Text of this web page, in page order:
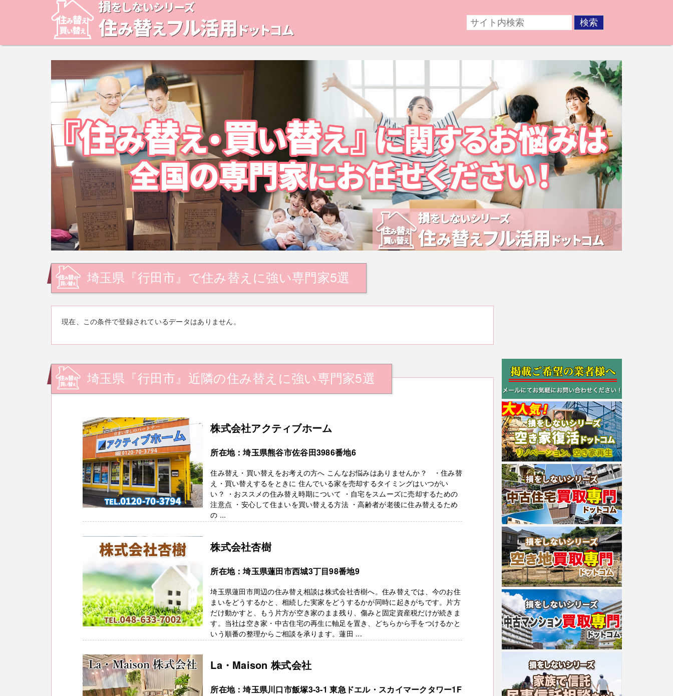
埼玉県『行田市』で住み替えに強い専門家5選
現在、この条件で登録されているデータはありません。
埼玉県『行田市』近隣の住み替えに強い専門家5選
株式会社アクティブホーム
所在地：埼玉県熊谷市佐谷田3986番地6
住み替え・買い替えをお考えの方へ こんなお悩みはありませんか？ ・住み替
え・買い替えするをときに 住んでいる家を売却するタイミングはいつがい
い？ ・おススメの住み替え時期について ・自宅をスムーズに売却するための
注意点 ・安心して住まいを買い替える方法 ・高齢者が老後に住み替えるため
の ...
株式会社杏樹
所在地：埼玉県蓮田市西城3丁目98番地9
埼玉県蓮田市周辺の住み替え相談は株式会社杏樹へ。住み替えでは、今のお住
まいをどうするかと、相続した実家をどうするかが同時に起きがちです。片方
だけ動かすと、もう片方が空き家のまま残り、傷みと固定資産税だけが続きま
す。当社は空き家・中古住宅の再生に軸足を置き、どちらから手をつけるかと
いう順番の整理からご相談を承ります。蓮田 ...
La・Maison 株式会社
所在地：埼玉県川口市飯塚3-3-1 東急ドエル・スカイマークタワー1F